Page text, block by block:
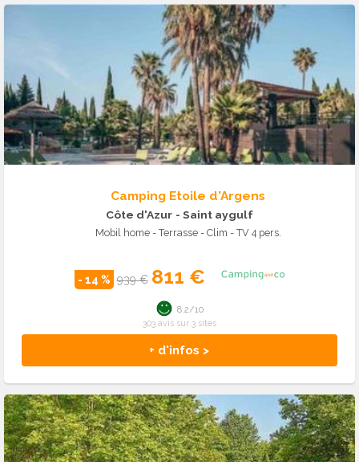
Camping Etoile d'Argens
Côte d'Azur - Saint aygulf
Mobil home - Terrasse - Clim - TV 4 pers.
- 14 % 939 € 811 €
+ d'infos >
8.2/10
303 avis sur 3 sites